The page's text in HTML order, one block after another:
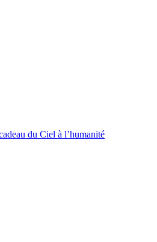
du Ciel à l’humanité